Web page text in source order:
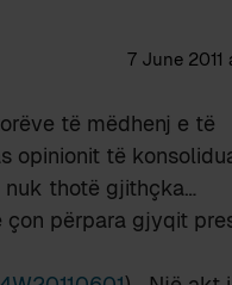
7 June 2011
të mëdhenj e të
opinionit të
nuk thotë gjithçka…
çon përpara gjyqit